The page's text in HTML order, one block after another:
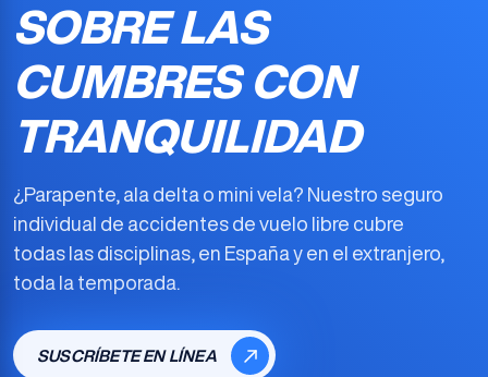
SOBRE LAS
CUMBRES CON
TRANQUILIDAD
¿Parapente, ala delta o mini vela? Nuestro seguro
individual de accidentes de vuelo libre cubre
todas las disciplinas, en España y en el extranjero,
toda la temporada.
SUSCRÍBETE EN LÍNEA